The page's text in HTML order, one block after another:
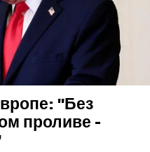
"Без
проливе -